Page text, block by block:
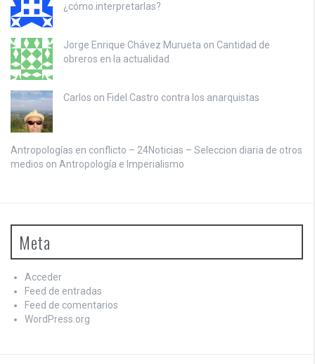
¿cómo interpretarlas?
Jorge Enrique Chávez Murueta on Cantidad de
obreros en la actualidad
Carlos on Fidel Castro contra los anarquistas
Antropologías en conflicto – 24Noticias – Seleccion diaria de otros
medios on Antropología e Imperialismo
Meta
Acceder
Feed de entradas
Feed de comentarios
WordPress.org